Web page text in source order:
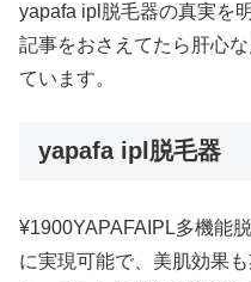
yapafa ipl脱毛器の真実を
記事をおさえてたら肝心
ています。
yapafa ipl脱毛器
¥1900YAPAFAIPL多機能
に実現可能で、美肌効果